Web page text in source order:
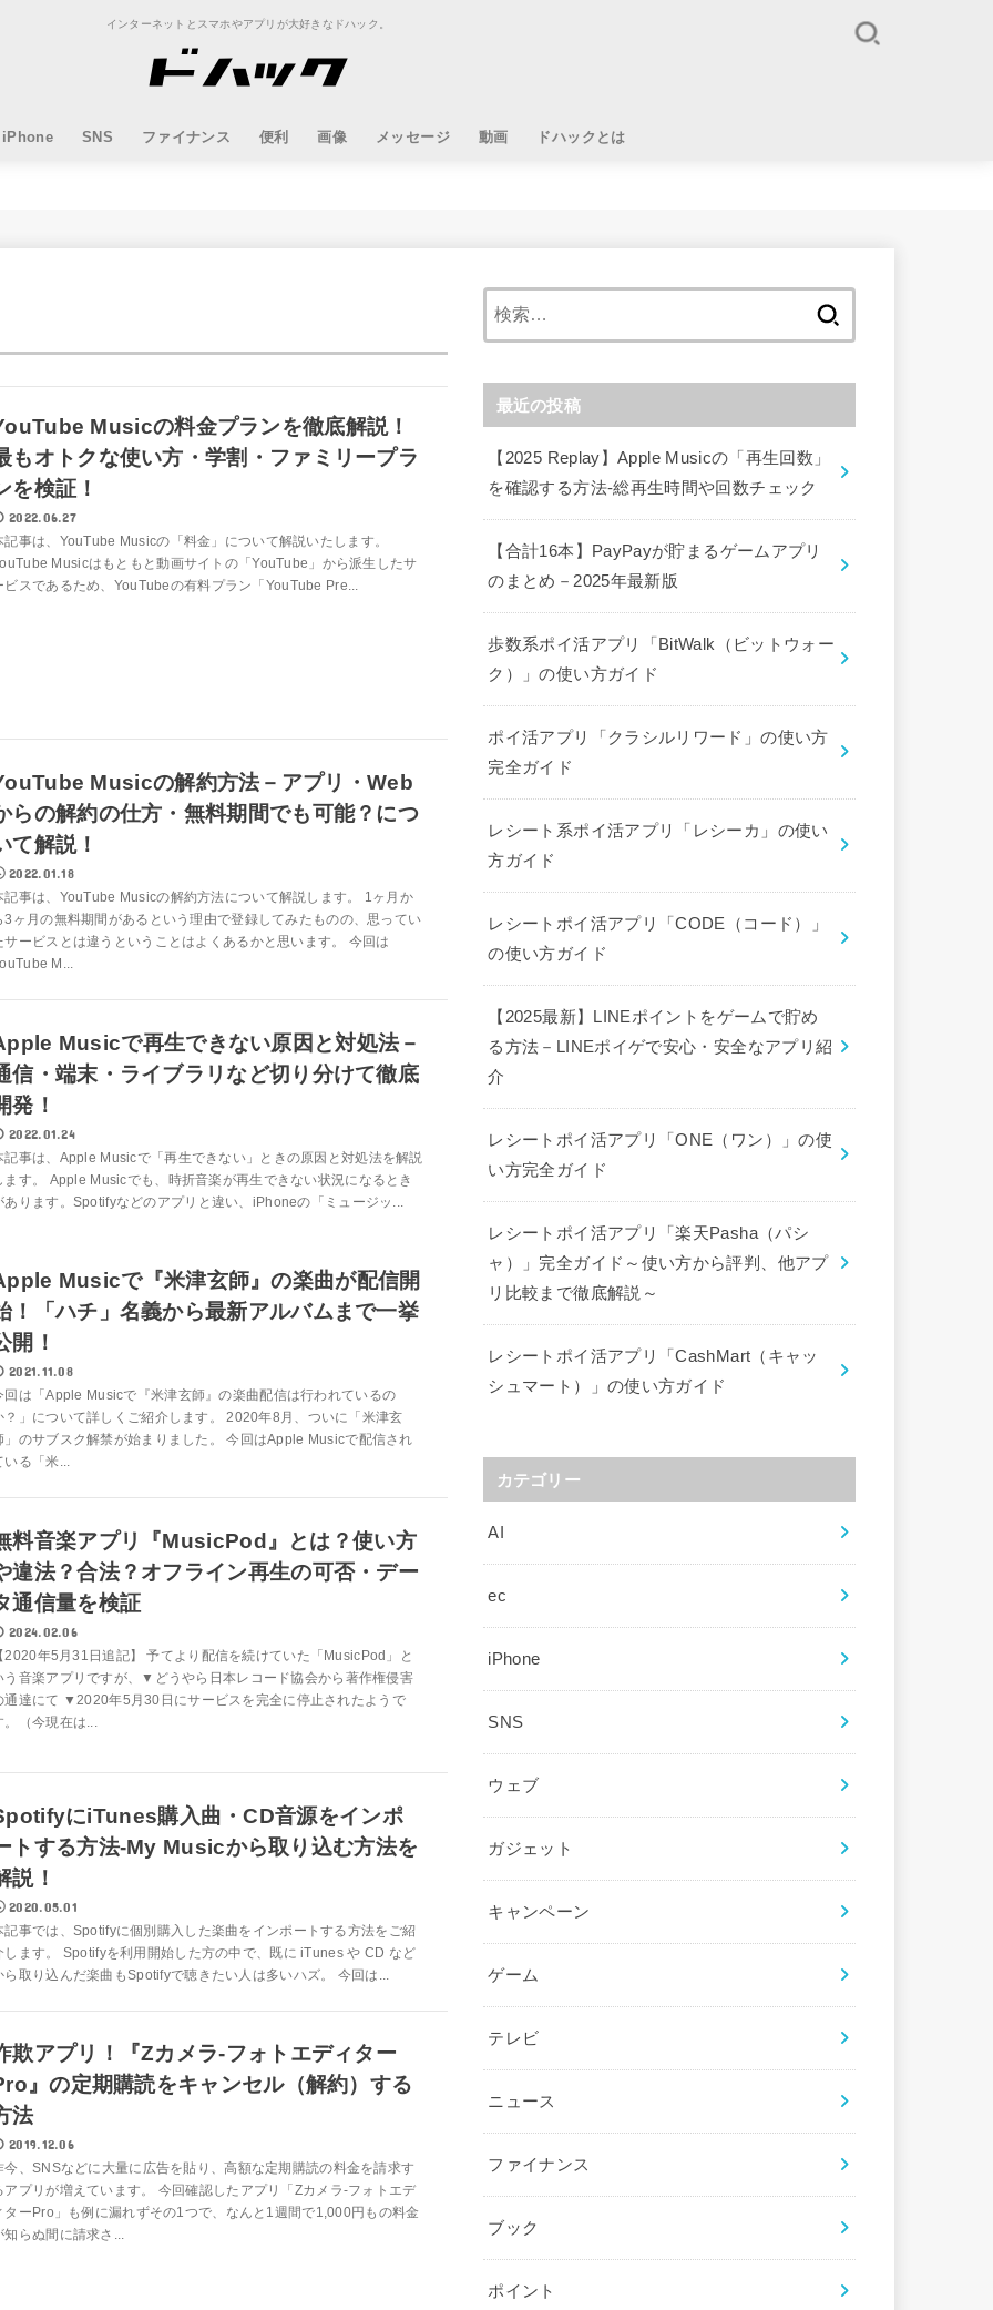
インターネットとスマホやアプリが大好きなドハック。
iPhone SNS ファイナンス 便利 画像 メッセージ 動画 ドハックとは
Musicの料金プランを徹底解説！
もオトクな使い方・学割・ファミリープラ
を検証！
2022.06.27
記事は、YouTube Musicの「料金」について解説いたします。
Musicはもともと動画サイトの「YouTube」から派生したサ
ビスであるため、YouTubeの有料プラン「YouTube Pre...
Musicの解約方法－アプリ・Web
らの解約の仕方・無料期間でも可能？につ
て解説！
2022.01.18
記事は、YouTube Musicの解約方法について解説します。 1ヶ月か
3ヶ月の無料期間があるという理由で登録してみたものの、思ってい
サービスとは違うということはよくあるかと思います。 今回は
M...
Musicで再生できない原因と対処法－
信・端末・ライブラリなど切り分けて徹底
発！
2022.01.24
記事は、Apple Musicで「再生できない」ときの原因と対処法を解説
ます。 Apple Musicでも、時折音楽が再生できない状況になるとき
あります。Spotifyなどのアプリと違い、iPhoneの「ミュージッ...
Musicで『米津玄師』の楽曲が配信開
！「ハチ」名義から最新アルバムまで一挙
開！
2021.11.08
回は「Apple Musicで『米津玄師』の楽曲配信は行われているの
？」について詳しくご紹介します。 2020年8月、ついに「米津玄
」のサブスク解禁が始まりました。 今回はApple Musicで配信され
いる「米...
料音楽アプリ『MusicPod』とは？使い方
違法？合法？オフライン再生の可否・デー
通信量を検証
2024.02.06
2020年5月31日追記】 予てより配信を続けていた「MusicPod」と
う音楽アプリですが、▼どうやら日本レコード協会から著作権侵害
通達にて ▼2020年5月30日にサービスを完全に停止されたようで
。（今現在は...
にiTunes購入曲・CD音源をインポ
トする方法-My Musicから取り込む方法を
説！
2020.05.01
記事では、Spotifyに個別購入した楽曲をインポートする方法をご紹
します。 Spotifyを利用開始した方の中で、既に iTunes や CD など
ら取り込んだ楽曲もSpotifyで聴きたい人は多いハズ。 今回は...
欺アプリ！『Zカメラ-フォトエディター
』の定期購読をキャンセル（解約）する
法
2019.12.06
今、SNSなどに大量に広告を貼り、高額な定期購読の料金を請求す
アプリが増えています。 今回確認したアプリ「Zカメラ-フォトエデ
ターPro」も例に漏れずその1つで、なんと1週間で1,000円もの料金
知らぬ間に請求さ...
最近の投稿
【2025 Replay】Apple Musicの「再生回数」
を確認する方法-総再生時間や回数チェック
【合計16本】PayPayが貯まるゲームアプリ
のまとめ－2025年最新版
歩数系ポイ活アプリ「BitWalk（ビットウォー
ク）」の使い方ガイド
ポイ活アプリ「クラシルリワード」の使い方
完全ガイド
レシート系ポイ活アプリ「レシーカ」の使い
方ガイド
レシートポイ活アプリ「CODE（コード）」
の使い方ガイド
【2025最新】LINEポイントをゲームで貯め
る方法－LINEポイゲで安心・安全なアプリ紹
介
レシートポイ活アプリ「ONE（ワン）」の使
い方完全ガイド
レシートポイ活アプリ「楽天Pasha（パシ
ャ）」完全ガイド～使い方から評判、他アプ
リ比較まで徹底解説～
レシートポイ活アプリ「CashMart（キャッ
シュマート）」の使い方ガイド
カテゴリー
AI
ec
iPhone
SNS
ウェブ
ガジェット
キャンペーン
ゲーム
テレビ
ニュース
ファイナンス
ブック
ポイント